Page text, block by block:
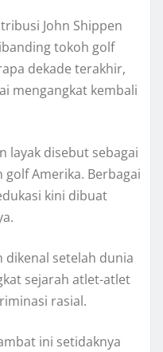
John Shippen
tokoh golf
dekade terakhir,
mengangkat kembali
layak disebut sebagai
Amerika. Berbagai
kini dibuat
dikenal setelah dunia
sejarah atlet-atlet
rasial.
ini setidaknya